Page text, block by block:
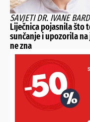
SAVJETI DR. IVANE
Liječnica pojasnila što
sunčanje i upozorila
ne zna